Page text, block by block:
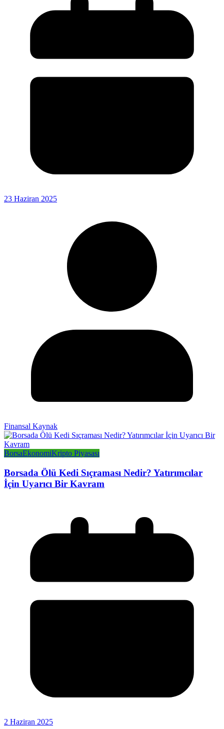
23 Haziran 2025
Finansal Kaynak
BorsaEkonomiKripto Piyasası
Borsada Ölü Kedi Sıçraması Nedir? Yatırımcılar
İçin Uyarıcı Bir Kavram
2 Haziran 2025